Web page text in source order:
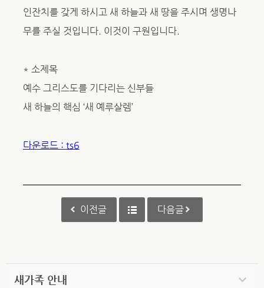
인잔치를 갖게 하시고 새 하늘과 새 땅을 주시며 생명나
무를 주실 것입니다. 이것이 구원입니다.
* 소제목
예수 그리스도를 기다리는 신부들
새 하늘의 핵심 ‘새 예루살렘’
다운로드 : ts6
이전글 다음글
새가족 안내